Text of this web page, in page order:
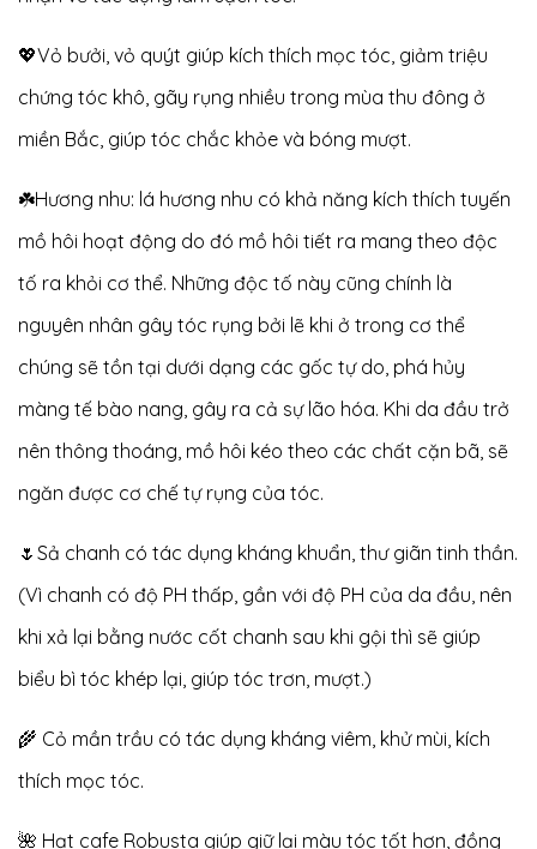
💖Vỏ bưởi, vỏ quýt giúp kích thích mọc tóc, giảm triệu
chứng tóc khô, gãy rụng nhiều trong mùa thu đông ở
miền Bắc, giúp tóc chắc khỏe và bóng mượt.
☘️Hương nhu: lá hương nhu có khả năng kích thích tuyến
mồ hôi hoạt động do đó mồ hôi tiết ra mang theo độc
tố ra khỏi cơ thể. Những độc tố này cũng chính là
nguyên nhân gây tóc rụng bởi lẽ khi ở trong cơ thể
chúng sẽ tồn tại dưới dạng các gốc tự do, phá hủy
màng tế bào nang, gây ra cả sự lão hóa. Khi da đầu trở
nên thông thoáng, mồ hôi kéo theo các chất cặn bã, sẽ
ngăn được cơ chế tự rụng của tóc.
🌷Sả chanh có tác dụng kháng khuẩn, thư giãn tinh thần.
(Vì chanh có độ PH thấp, gần với độ PH của da đầu, nên
khi xả lại bằng nước cốt chanh sau khi gội thì sẽ giúp
biểu bì tóc khép lại, giúp tóc trơn, mượt.)
🌾 Cỏ mần trầu có tác dụng kháng viêm, khử mùi, kích
thích mọc tóc.
🌺 Hạt cafe Robusta giúp giữ lại màu tóc tốt hơn, đồng